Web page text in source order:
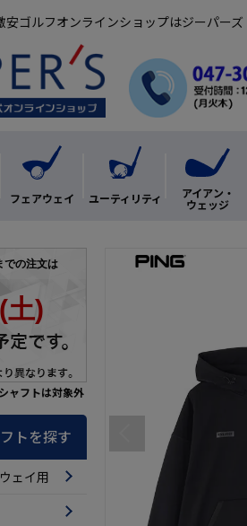
安ゴルフオンラインショップはジーパーズ
フェアウェイ ユーティリティ アイアン・
ウェッジ
ャフトは対象外
トを探す
ェイ用